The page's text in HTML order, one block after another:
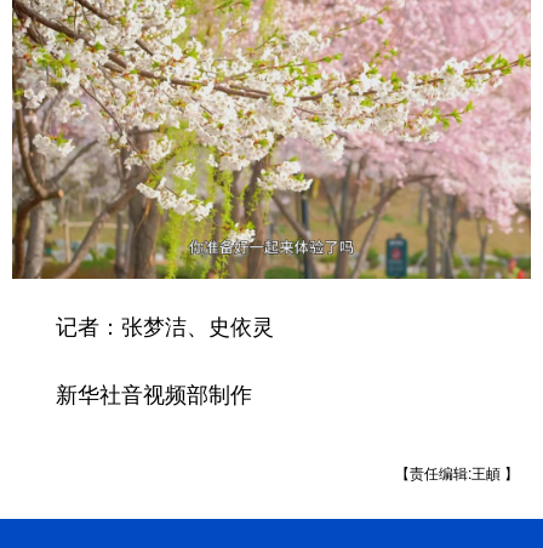
记者：张梦洁、史依灵
新华社音视频部制作
【责任编辑:王頔 】